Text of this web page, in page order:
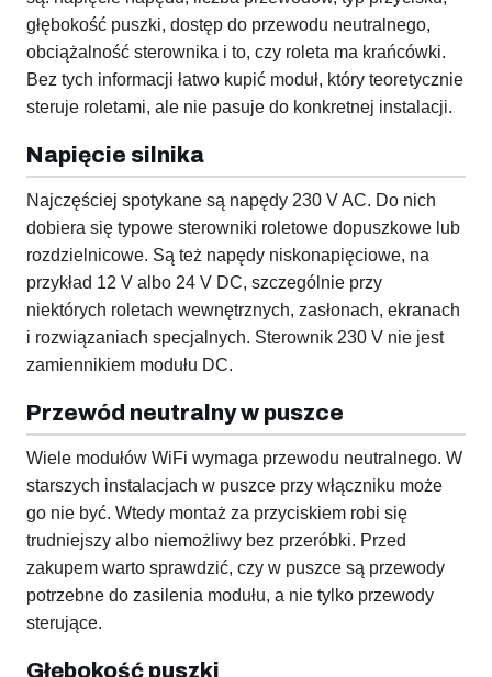
głębokość puszki, dostęp do przewodu neutralnego,
obciążalność sterownika i to, czy roleta ma krańcówki.
Bez tych informacji łatwo kupić moduł, który teoretycznie
steruje roletami, ale nie pasuje do konkretnej instalacji.
Napięcie silnika
Najczęściej spotykane są napędy 230 V AC. Do nich
dobiera się typowe sterowniki roletowe dopuszkowe lub
rozdzielnicowe. Są też napędy niskonapięciowe, na
przykład 12 V albo 24 V DC, szczególnie przy
niektórych roletach wewnętrznych, zasłonach, ekranach
i rozwiązaniach specjalnych. Sterownik 230 V nie jest
zamiennikiem modułu DC.
Przewód neutralny w puszce
Wiele modułów WiFi wymaga przewodu neutralnego. W
starszych instalacjach w puszce przy włączniku może
go nie być. Wtedy montaż za przyciskiem robi się
trudniejszy albo niemożliwy bez przeróbki. Przed
zakupem warto sprawdzić, czy w puszce są przewody
potrzebne do zasilenia modułu, a nie tylko przewody
sterujące.
Głębokość puszki